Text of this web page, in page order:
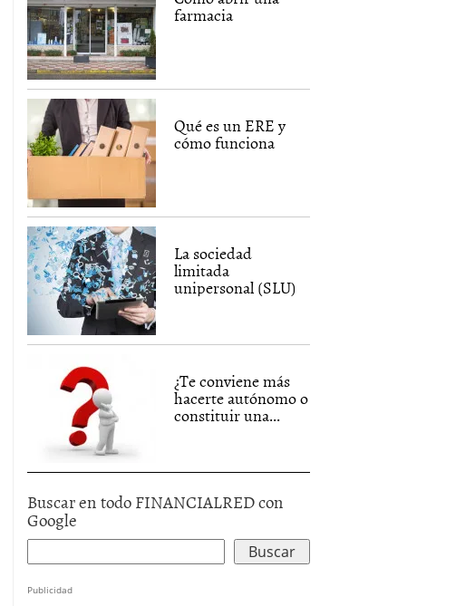
farmacia
Qué es un ERE y
cómo funciona
La sociedad
limitada
unipersonal (SLU)
¿Te conviene más
hacerte autónomo o
constituir una...
Buscar en todo FINANCIALRED con
Google
Publicidad